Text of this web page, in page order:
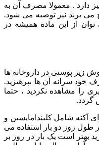
دارد . معمولا مصرف آن به
می برند نیز توصیه می شود.
از این ماده همیشه در
زیر پوستی در داروخانه ها
سرانه آن ها بپرهیزید.
را مشاهده نکردید ، حتما
گردد.
آکنه شامل کلیندامایسین و
طول روز دو بار استفاده می
بهتر است یک بار در روز بر